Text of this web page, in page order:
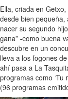
Ella, criada en
desde bien
nacer su segundo
gana” -como buena
descubre en un
lleva a los fogones
ahí pasa a La
programas como ‘Tu
(96 programas